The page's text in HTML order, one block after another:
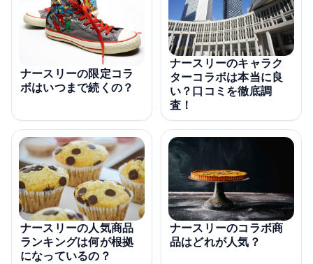
ナースリーの限定コラ
ボはいつまで続くの？
ナースリーのキャラク
ターコラボは本当に良
い？口コミを徹底調
査！
ナースリーの人気商品
ランキングは何が根拠
になっているの？
ナースリーのコラボ商
品はどれが人気？